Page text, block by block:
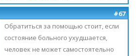
#67
Обратиться за помощью стоит, если
состояние больного ухудшается,
человек не может самостоятельно